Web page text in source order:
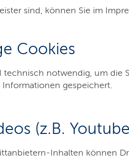
sind, können Sie im
Cookies
technisch notwendig, um die
gespeichert.
(z.B.
Inhalten können